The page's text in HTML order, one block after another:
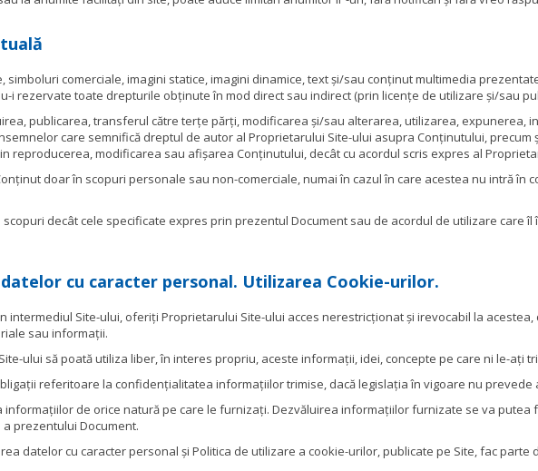
comerciale, imagini statice, imagini dinamice, text și/sau conținut multimedia
i rezervate toate drepturile obținute în mod direct sau indirect (prin licențe de utilizare și/sau
publicarea, transferul către terțe părți, modificarea și/sau alterarea, utilizarea, expunerea,
care semnifică dreptul de autor al Proprietarului Site-ului asupra Conținutului,
modificarea sau afișarea Conținutului, decât cu acordul scris expres al
doar în scopuri personale sau non-comerciale, numai în cazul în care acestea nu intră în
decât cele specificate expres prin prezentul Document sau de acordul de utilizare care îl
cu caracter personal. Utilizarea Cookie-urilor.
Site-ului, oferiți Proprietarului Site-ului acces nerestricționat și irevocabil la
sau informații.
ului să poată utiliza liber, în interes propriu, aceste informații, idei, concepte pe care ni le-ați
referitoare la confidențialitatea informațiilor trimise, dacă legislația în vigoare nu prevede
de orice natură pe care le furnizați. Dezvăluirea informațiilor furnizate se va putea
prezentului Document.
datelor cu caracter personal și Politica de utilizare a cookie-urilor, publicate pe Site, fac parte